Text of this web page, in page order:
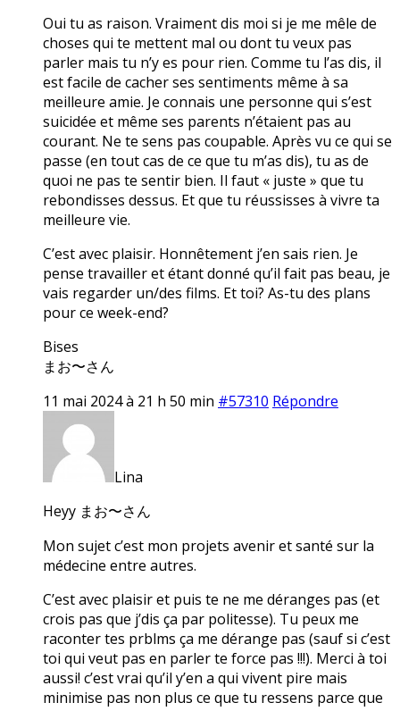
Oui tu as raison. Vraiment dis moi si je me mêle de
choses qui te mettent mal ou dont tu veux pas
parler mais tu n’y es pour rien. Comme tu l’as dis, il
est facile de cacher ses sentiments même à sa
meilleure amie. Je connais une personne qui s’est
suicidée et même ses parents n’étaient pas au
courant. Ne te sens pas coupable. Après vu ce qui se
passe (en tout cas de ce que tu m’as dis), tu as de
quoi ne pas te sentir bien. Il faut « juste » que tu
rebondisses dessus. Et que tu réussisses à vivre ta
meilleure vie.
C’est avec plaisir. Honnêtement j’en sais rien. Je
pense travailler et étant donné qu’il fait pas beau, je
vais regarder un/des films. Et toi? As-tu des plans
pour ce week-end?
Bises
まお〜さん
11 mai 2024 à 21 h 50 min #57310 Répondre
Lina
Heyy まお〜さん
Mon sujet c’est mon projets avenir et santé sur la
médecine entre autres.
C’est avec plaisir et puis te ne me déranges pas (et
crois pas que j’dis ça par politesse). Tu peux me
raconter tes prblms ça me dérange pas (sauf si c’est
toi qui veut pas en parler te force pas !!!). Merci à toi
aussi! c’est vrai qu’il y’en a qui vivent pire mais
minimise pas non plus ce que tu ressens parce que